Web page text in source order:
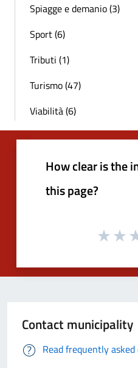
Spiagge e demanio (3)
Sport (6)
Tributi (1)
Turismo (47)
Viabilità (6)
How clear is the
this page?
Contact municipality
Read frequently